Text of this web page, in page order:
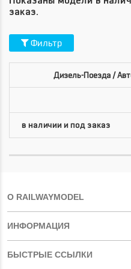
заказ.
Фильтр
Дизель-Поезда /
О RAILWAYMODEL
ИНФОРМАЦИЯ
БЫСТРЫЕ ССЫЛКИ